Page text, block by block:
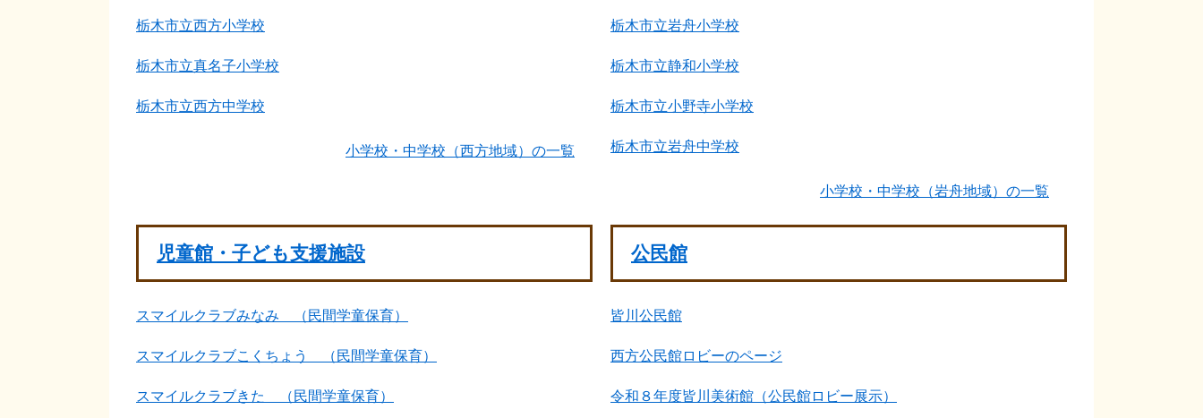
栃木市立西方小学校
栃木市立真名子小学校
栃木市立西方中学校
小学校・中学校（西方地域）の一覧
栃木市立岩舟小学校
栃木市立静和小学校
栃木市立小野寺小学校
栃木市立岩舟中学校
小学校・中学校（岩舟地域）の一覧
児童館・子ども支援施設
スマイルクラブみなみ （民間学童保育）
スマイルクラブこくちょう （民間学童保育）
スマイルクラブきた （民間学童保育）
公民館
皆川公民館
西方公民館ロビーのページ
令和８年度皆川美術館（公民館ロビー展示）